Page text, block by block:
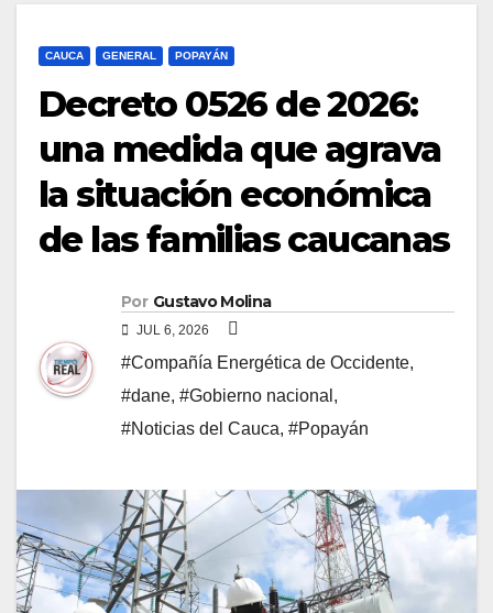
CAUCA GENERAL POPAYÁN
Decreto 0526 de 2026:
una medida que agrava
la situación económica
de las familias caucanas
Por Gustavo Molina
JUL 6, 2026
#Compañía Energética de Occidente,
#dane, #Gobierno nacional ,
#Noticias del Cauca, #Popayán